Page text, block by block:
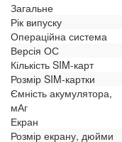
Загальне
Рік випуску
Операційна система
Версія ОС
Кількість SIM-карт
Розмір SIM-картки
Ємність акумулятора,
мАг
Екран
Розмір екрану, дюйми